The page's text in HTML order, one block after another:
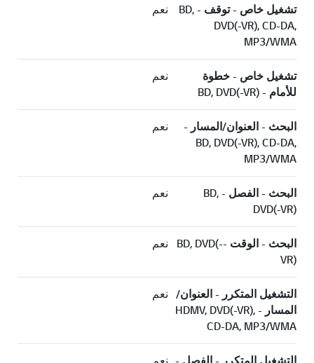
تشغيل خاص - توقف - BD,
DVD(-VR), CD-DA,
MP3/WMA
نعم
تشغيل خاص - خطوة
للأمام - BD, DVD(-VR)
نعم
البحث - العنوان/المسار -
BD, DVD(-VR), CD-DA,
MP3/WMA
نعم
البحث - الفصل - BD,
DVD(-VR)
نعم
البحث - الوقت -BD, DVD(-
VR)
نعم
التشغيل المتكرر - العنوان/
المسار - HDMV, DVD(-VR),
CD-DA, MP3/WMA
نعم
نعم